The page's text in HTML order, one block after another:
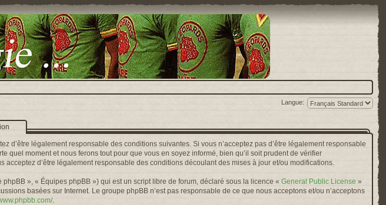
Langue:
légalement responsable des conditions suivantes. Si vous n’acceptez pas d’être légalement responsable
quel moment et nous ferons tout pour que vous en soyez informé, bien qu’il soit prudent de vérifier
d’être légalement responsable des conditions découlant des mises à jour et/ou modifications.
», « Équipes phpBB ») qui est un script libre de forum, déclaré sous la licence « General Public License »
basées sur Internet. Le groupe phpBB n’est pas responsable de ce que nous acceptons et/ou n’acceptons
.